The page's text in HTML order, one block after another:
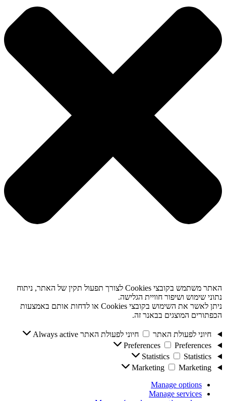
האתר משתמש בקובצי Cookies לצורך תפעול תקין של האתר, ניתוח
נתוני שימוש ושיפור חוויית הגלישה.
ניתן לאשר את השימוש בקובצי Cookies או לדחות אותם באמצעות
הכפתורים המוצגים בבאנר זה.
חיוני לפעולת האתר חיוני לפעולת האתר Always active
Preferences
Preferences
Statistics
Statistics
Marketing
Marketing
Manage options
Manage services